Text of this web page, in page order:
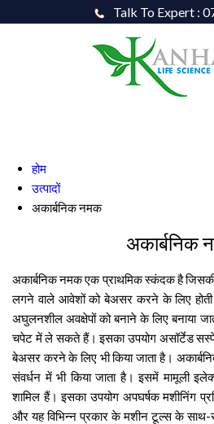
Talk To Expert :
होम
उत्पादों
अकार्बनिक नमक
अकार्बनिक
अकार्बनिक नमक एक प्राथमिक स्कंदक है
लगने वाले आवेशों को बेअसर करने के लिए
अघुलनशील अवक्षेपों को बनाने के लिए बनाया
चपेट में ले सकते हैं। इसका उपयोग असॉर्टेड
बेअसर करने के लिए भी किया जाता है।
संवर्धन में भी किया जाता है। इसमें मामूली
शामिल हैं। इसका उपयोग अपघर्षक मशीनिंग
और यह विभिन्न प्रकार के मशीन टूल्स के